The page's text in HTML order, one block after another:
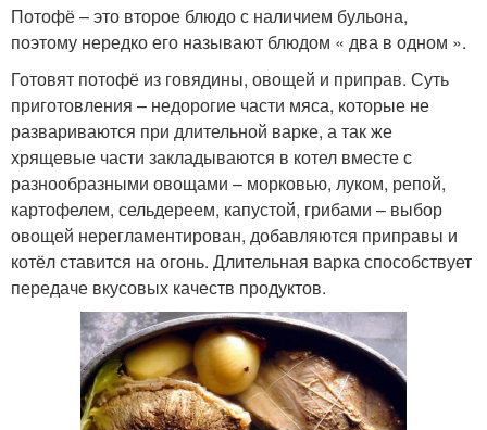
Потофё – это второе блюдо с наличием бульона,
поэтому нередко его называют блюдом « два в одном ».
Готовят потофё из говядины, овощей и приправ. Суть
приготовления – недорогие части мяса, которые не
развариваются при длительной варке, а так же
хрящевые части закладываются в котел вместе с
разнообразными овощами – морковью, луком, репой,
картофелем, сельдереем, капустой, грибами – выбор
овощей нерегламентирован, добавляются приправы и
котёл ставится на огонь. Длительная варка способствует
передаче вкусовых качеств продуктов.